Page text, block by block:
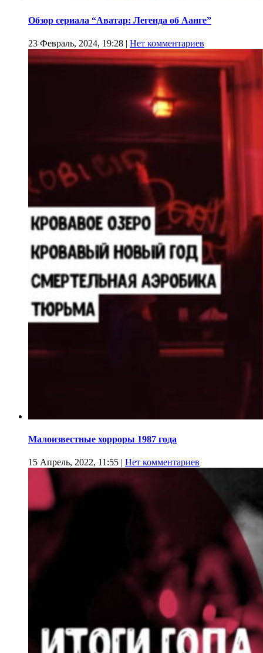
Обзор сериала “Аватар: Легенда об Аанге”
23 Февраль, 2024, 19:28 | Нет комментариев
Малоизвестные хорроры 1987 года
15 Апрель, 2022, 11:55 | Нет комментариев